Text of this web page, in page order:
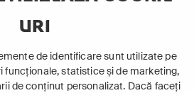
URI
de identificare sunt utilizate pe
funcționale, statistice și de marketing,
de conținut personalizat. Dacă faceți
92
de iubire